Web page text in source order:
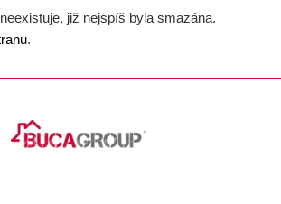
již nejspíš byla smazána.
.